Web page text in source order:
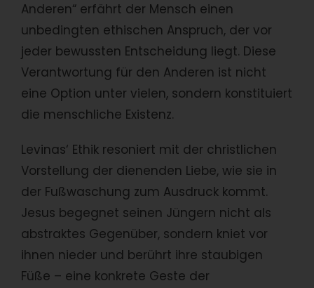
Anderen“ erfährt der Mensch einen
unbedingten ethischen Anspruch, der vor
jeder bewussten Entscheidung liegt. Diese
Verantwortung für den Anderen ist nicht
eine Option unter vielen, sondern konstituiert
die menschliche Existenz.
Levinas‘ Ethik resoniert mit der christlichen
Vorstellung der dienenden Liebe, wie sie in
der Fußwaschung zum Ausdruck kommt.
Jesus begegnet seinen Jüngern nicht als
abstraktes Gegenüber, sondern kniet vor
ihnen nieder und berührt ihre staubigen
Füße – eine konkrete Geste der